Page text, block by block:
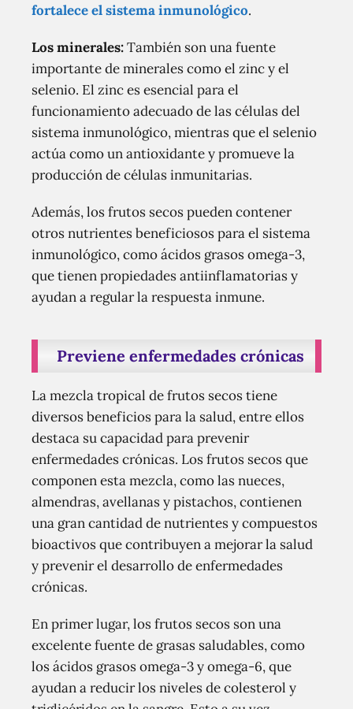
fortalece el sistema inmunológico.
Los minerales:También son una fuente
importante de minerales como el zinc y el
selenio. El zinc es esencial para el
funcionamiento adecuado de las células del
sistema inmunológico, mientras que el selenio
actúa como un antioxidante y promueve la
producción de células inmunitarias.
Además, los frutos secos pueden contener
otros nutrientes beneficiosos para el sistema
inmunológico, como ácidos grasos omega-3,
que tienen propiedades antiinflamatorias y
ayudan a regular la respuesta inmune.
Previene enfermedades crónicas
La mezcla tropical de frutos secos tiene
diversos beneficios para la salud, entre ellos
destaca su capacidad para prevenir
enfermedades crónicas. Los frutos secos que
componen esta mezcla, como las nueces,
almendras, avellanas y pistachos, contienen
una gran cantidad de nutrientes y compuestos
bioactivos que contribuyen a mejorar la salud
y prevenir el desarrollo de enfermedades
crónicas.
En primer lugar, los frutos secos son una
excelente fuente de grasas saludables, como
los ácidos grasos omega-3 y omega-6, que
ayudan a reducir los niveles de colesterol y